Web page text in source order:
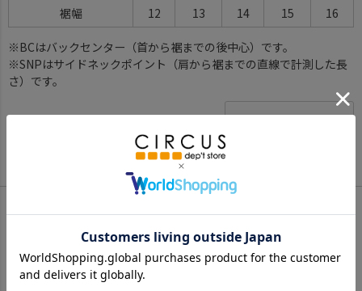
裾幅 12 13 14 15 16
※BCはバックセンター（首から裾までの後中心）です。
※SNPはサイドネックポイント（肩から裾までの直線で計測した長
さ）です。